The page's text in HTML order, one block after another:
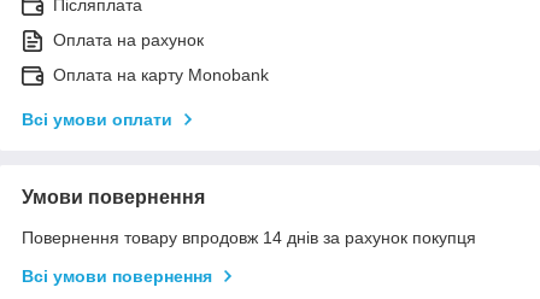
Післяплата
Оплата на рахунок
Оплата на карту Monobank
Всі умови оплати
Умови повернення
Повернення товару впродовж 14 днів за рахунок покупця
Всі умови повернення